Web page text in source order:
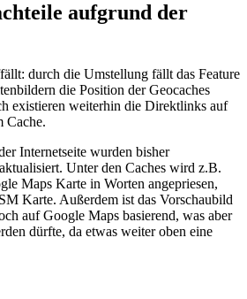
aufgrund der
durch die Umstellung fällt das Feature
die Position der Geocaches
existieren weiterhin die Direktlinks auf
Cache.
Internetseite wurden bisher
Unter den Caches wird z.B.
Maps Karte in Worten angepriesen,
Karte. Außerdem ist das Vorschaubild
auf Google Maps basierend, was aber
dürfte, da etwas weiter oben eine